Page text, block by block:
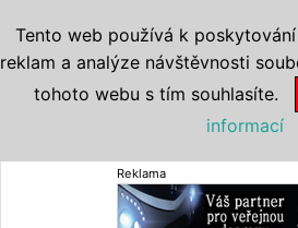
Reklama
Tento web používá k
reklam a analýze návštěvnosti
tohoto webu s tím souhlasíte.
informací